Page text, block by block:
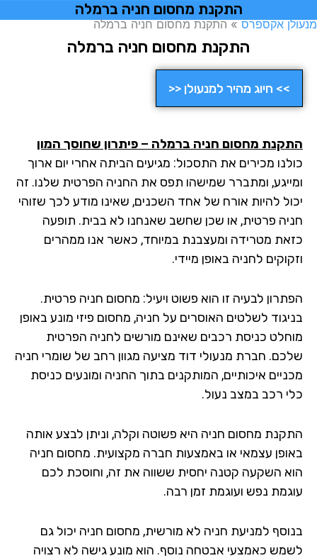
התקנת מחסום חניה ברמלה
אקספרס»התקנת מחסום חניה ברמלה
התקנת מחסום חניה ברמלה
>> חיוג מהיר למנעולן <<
מחסום חניה ברמלה – פיתרון שחוסך המון
מכירים את התסכול: מגיעים הביתה אחרי יום ארוך
ומתברר שמישהו תפס את החניה הפרטית שלנו. זה
להיות אורח של אחד השכנים, שאינו מודע לכך שזוהי
פרטית, או שכן שחשב שאנחנו לא בבית. תופעה
מטרידה ומעצבנת במיוחד, כאשר אנו ממהרים
לחניה באופן מיידי.
לבעיה זו הוא פשוט ויעיל: מחסום חניה פרטית.
לשלטים האוסרים על חניה, מחסום פיזי מונע באופן
כניסת רכבים שאינם מורשים לחניה הפרטית
חברת מנעולי דוד מציעה מגוון רחב של שומרי חניה
איכותיים, המותקנים בתוך החניה ומונעים כניסת
רכב במצב נעול.
מחסום חניה היא פשוטה וקלה, וניתן לבצע אותה
עצמאי או באמצעות חברה מקצועית. מחסום חניה
השקעה קטנה יחסית ששווה את זה, וחוסכת לכם
נפש ועוגמת זמן רבה.
למניעת חניה לא מורשית, מחסום חניה יכול גם
כאמצעי אבטחה נוסף. הוא מונע גישה לא רצויה